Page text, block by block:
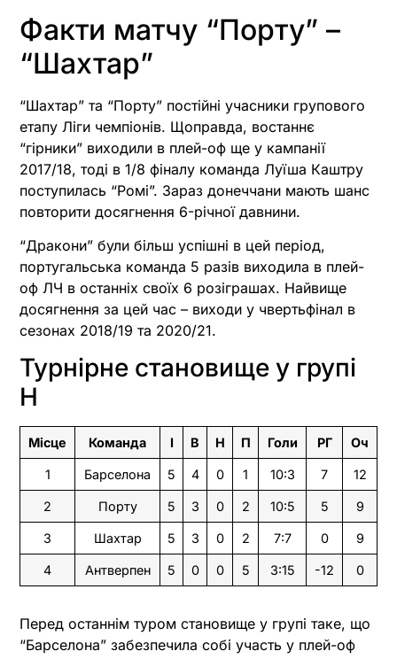
Факти матчу “Порту” –
“Шахтар”
“Шахтар” та “Порту” постійні учасники групового
етапу Ліги чемпіонів. Щоправда, востаннє
“гірники” виходили в плей-оф ще у кампанії
2017/18, тоді в 1/8 фіналу команда Луїша Каштру
поступилась “Ромі”. Зараз донеччани мають шанс
повторити досягнення 6-річної давнини.
“Дракони” були більш успішні в цей період,
португальська команда 5 разів виходила в плей-
оф ЛЧ в останніх своїх 6 розіграшах. Найвище
досягнення за цей час – виходи у чвертьфінал в
сезонах 2018/19 та 2020/21.
Турнірне становище у групі
H
Місце Команда І В Н П Голи РГ Оч
1 Барселона 5 4 0 1 10:3 7 12
2 Порту 5 3 0 2 10:5 5 9
3 Шахтар 5 3 0 2 7:7 0 9
4 Антверпен 5 0 0 5 3:15 -12 0
Перед останнім туром становище у групі таке, що
“Барселона” забезпечила собі участь у плей-оф